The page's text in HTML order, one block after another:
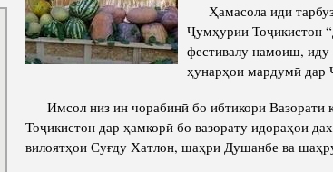
Ҳамасола иди
Ҷумҳурии Тоҷикистон
фестивалу намоиш,
ҳунарҳои мардумӣ дар
Имсол низ ин чорабинӣ бо ибтикори Вазорати
Тоҷикистон дар ҳамкорӣ бо вазорату идораҳои
вилоятҳои Суғду Хатлон, шаҳри Душанбе ва